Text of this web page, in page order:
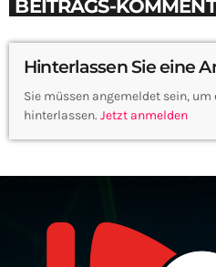
BEITRAGS-
Hinterlassen Sie eine
Sie müssen angemeldet sein,
hinterlassen. Jetzt anmelden